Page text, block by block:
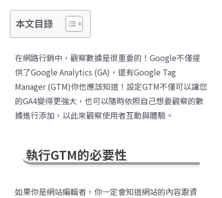
本文目錄
在網路行銷中，觀察數據是很重要的！Google不僅提
供了Google Analytics (GA)，還有Google Tag
Manager (GTM)你也應該知道！設定GTM不僅可以讓您
的GA4變得更強大，也可以隨時依照自己想要觀察的數
據進行添加，以此來觀察使用者互動與體驗。
執行GTM的必要性
如果你是網站編輯者，你一定會知道網站的內容跟資